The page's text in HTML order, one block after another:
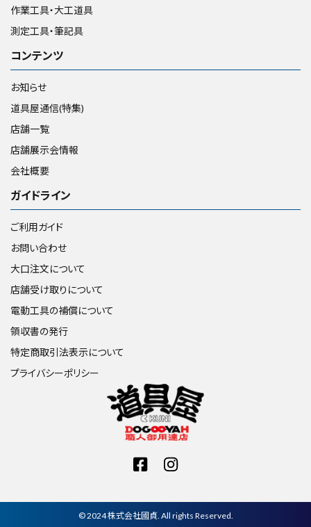
作業工具・大工道具
測定工具・筆記具
コンテンツ
お知らせ
道具屋通信(特集)
店舗一覧
店舗展示会情報
会社概要
ガイドライン
ご利用ガイド
お問い合わせ
大口注文について
店舗受け取りについて
電動工具の補償について
領収書の発行
特定商取引法表示について
プライバシーポリシー
© 2024 株式会社國貞. All rights Reserved.